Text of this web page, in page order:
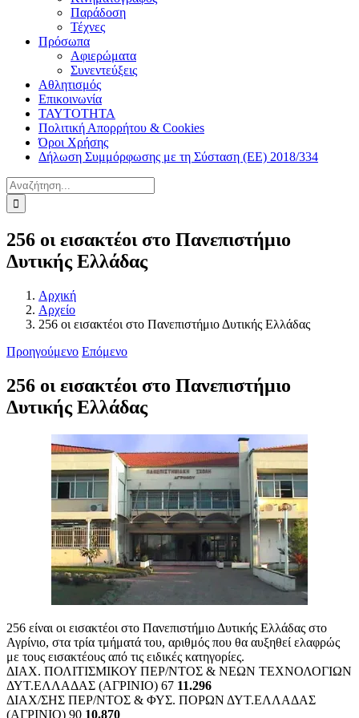
Παράδοση
Τέχνες
Πρόσωπα
Αφιερώματα
Συνεντεύξεις
Αθλητισμός
Επικοινωνία
ΤΑΥΤΟΤΗΤΑ
Πολιτική Απορρήτου & Cookies
Όροι Χρήσης
Δήλωση Συμμόρφωσης με τη Σύσταση (ΕΕ) 2018/334
Αναζήτηση
για:
256 οι εισακτέοι στο Πανεπιστήμιο
Δυτικής Ελλάδας
Αρχική
Αρχείο
256 οι εισακτέοι στο Πανεπιστήμιο Δυτικής Ελλάδας
Προηγούμενο Επόμενο
256 οι εισακτέοι στο Πανεπιστήμιο
Δυτικής Ελλάδας
256 είναι οι εισακτέοι στο Πανεπιστήμιο Δυτικής Ελλάδας στο
Αγρίνιο, στα τρία τμήματά του, αριθμός που θα αυξηθεί ελαφρώς
με τους εισακτέους από τις ειδικές κατηγορίες.
ΔΙΑΧ. ΠΟΛΙΤΙΣΜΙΚΟΥ ΠΕΡ/ΝΤΟΣ & ΝΕΩΝ ΤΕΧΝΟΛΟΓΙΩΝ
ΔΥΤ.ΕΛΛΑΔΑΣ (ΑΓΡΙΝΙΟ) 67 11.296
ΔΙΑΧ/ΣΗΣ ΠΕΡ/ΝΤΟΣ & ΦΥΣ. ΠΟΡΩΝ ΔΥΤ.ΕΛΛΑΔΑΣ
(ΑΓΡΙΝΙΟ) 90 10.870